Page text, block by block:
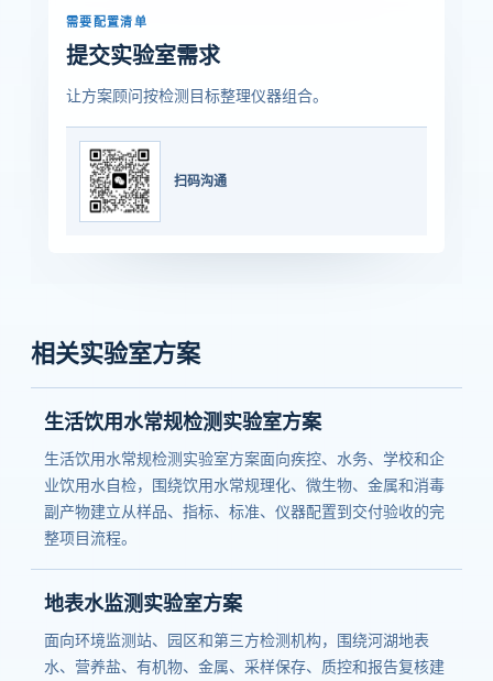
需要配置清单
提交实验室需求
让方案顾问按检测目标整理仪器组合。
扫码沟通
相关实验室方案
生活饮用水常规检测实验室方案
生活饮用水常规检测实验室方案面向疾控、水务、学校和企
业饮用水自检，围绕饮用水常规理化、微生物、金属和消毒
副产物建立从样品、指标、标准、仪器配置到交付验收的完
整项目流程。
地表水监测实验室方案
面向环境监测站、园区和第三方检测机构，围绕河湖地表
水、营养盐、有机物、金属、采样保存、质控和报告复核建